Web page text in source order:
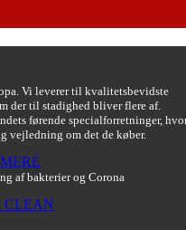
Vi leverer til kvalitetsbevidste
der til stadighed bliver flere af.
førende specialforretninger,
vejledning om det de køber.
af bakterier og Corona
CLEAN